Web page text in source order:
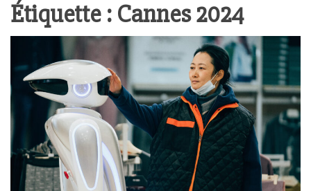
Étiquette : Cannes 2024